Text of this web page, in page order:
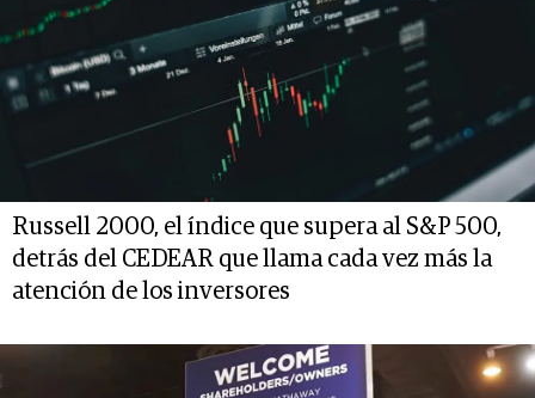
Russell 2000, el índice que supera al S&P 500,
detrás del CEDEAR que llama cada vez más la
atención de los inversores